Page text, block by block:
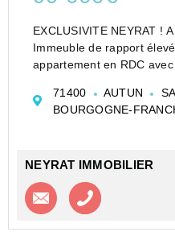
EXCLUSIVITE NEYRAT !
Immeuble de rapport
appartement en RDC
actuellement. A l'étage, un
avec une cuis...
71400 AUTUN
BOURGOGNE-
NEYRAT IMMOBILIER
Contacter l'agence